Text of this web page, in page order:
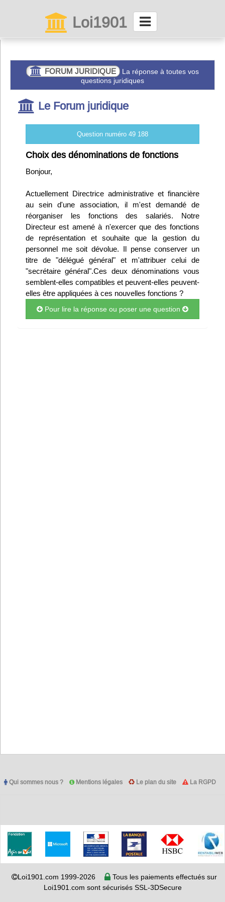
Loi1901
Connexion
Abonnez-vous à LettrAsso
Menu général
ServiceAsso
Partager
VieAsso
Infos
Divers
Abo Lettrasso
Désabo Lettrasso
FORUM JURIDIQUE
La réponse à toutes vos
questions juridiques
Le Forum juridique
Question numéro 49 188
Choix des dénominations de fonctions
Bonjour,
Actuellement Directrice administrative et financière
au sein d'une association, il m'est demandé de
réorganiser les fonctions des salariés. Notre
Directeur est amené à n'exercer que des fonctions
de représentation et souhaite que la gestion du
personnel me soit dévolue. Il pense conserver un
titre de "délégué général" et m'attribuer celui de
"secrétaire général".Ces deux dénominations vous
semblent-elles compatibles et peuvent-elles peuvent-
elles être appliquées à ces nouvelles fonctions ?
Pour lire la réponse ou poser une question
Qui sommes nous ? Mentions légales Le plan du site La RGPD
Loi1901.com 1999-2026
Tous les paiements effectués sur
Loi1901.com sont sécurisés SSL-3DSecure